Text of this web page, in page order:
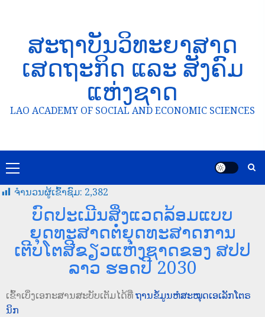
ສະຖາບັນວິທະຍາສາດ
ເສດຖະກິດ ແລະ ສັງຄົມ
ແຫ່ງຊາດ
LAO ACADEMY OF SOCIAL AND ECONOMIC SCIENCES
ຈໍານວນຜູ້ເຂົ້າຊົມ: 2,382
ບົດປະເມີນສິ່ງແວດລ້ອມແບບ
ຍຸດທະສາດຕໍ່ຍຸດທະສາດການ
ເຕີບໂຕສີຂຽວແຫ່ງຊາດຂອງ ສປປ
ລາວ ຮອດປີ 2030
ເຂົ້າເບິ່ງເອກະສານສະບັບເຕັມໄດ້ທີ່ຖານຂໍ້ມູນຫໍສະໝຸດເອເລັກໂຕຣ
ນິກ